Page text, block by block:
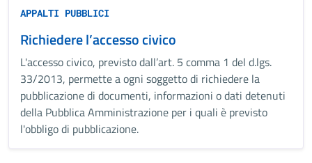
APPALTI PUBBLICI
Richiedere l’accesso civico
L'accesso civico, previsto dall’art. 5 comma 1 del d.lgs.
33/2013, permette a ogni soggetto di richiedere la
pubblicazione di documenti, informazioni o dati detenuti
della Pubblica Amministrazione per i quali è previsto
l'obbligo di pubblicazione.